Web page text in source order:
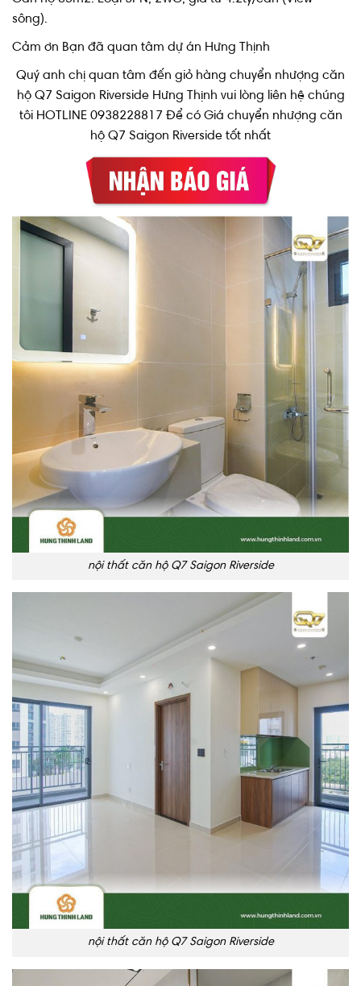
sông).
Cảm ơn Bạn đã quan tâm dự án Hưng Thịnh
Quý anh chị quan tâm đến giỏ hàng chuyển nhượng căn
hộ Q7 Saigon Riverside Hưng Thịnh vui lòng liên hệ chúng
tôi HOTLINE 0938228817 Để có Giá chuyển nhượng căn
hộ Q7 Saigon Riverside tốt nhất
nội thất căn hộ Q7 Saigon Riverside
nội thất căn hộ Q7 Saigon Riverside